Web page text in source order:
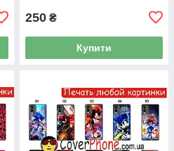
250 ₴
Купити